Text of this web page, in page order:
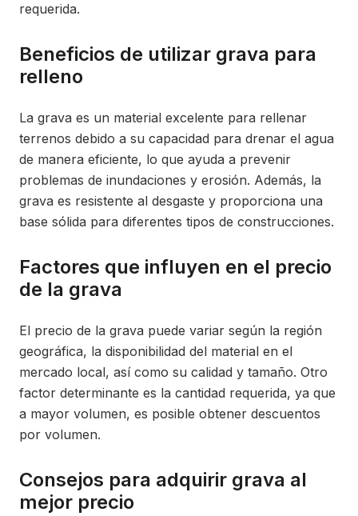
requerida.
Beneficios de utilizar grava para
relleno
La grava es un material excelente para rellenar
terrenos debido a su capacidad para drenar el agua
de manera eficiente, lo que ayuda a prevenir
problemas de inundaciones y erosión. Además, la
grava es resistente al desgaste y proporciona una
base sólida para diferentes tipos de construcciones.
Factores que influyen en el precio
de la grava
El precio de la grava puede variar según la región
geográfica, la disponibilidad del material en el
mercado local, así como su calidad y tamaño. Otro
factor determinante es la cantidad requerida, ya que
a mayor volumen, es posible obtener descuentos
por volumen.
Consejos para adquirir grava al
mejor precio